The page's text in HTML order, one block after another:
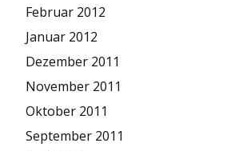
Februar 2012
Januar 2012
Dezember 2011
November 2011
Oktober 2011
September 2011